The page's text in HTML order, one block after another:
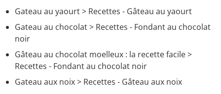
Gateau au yaourt> Recettes - Gâteau au yaourt
Gateau au chocolat> Recettes - Fondant au chocolat
noir
Gâteau au chocolat moelleux : la recette facile>
Recettes - Fondant au chocolat noir
Gateau aux noix> Recettes - Gâteau aux noix